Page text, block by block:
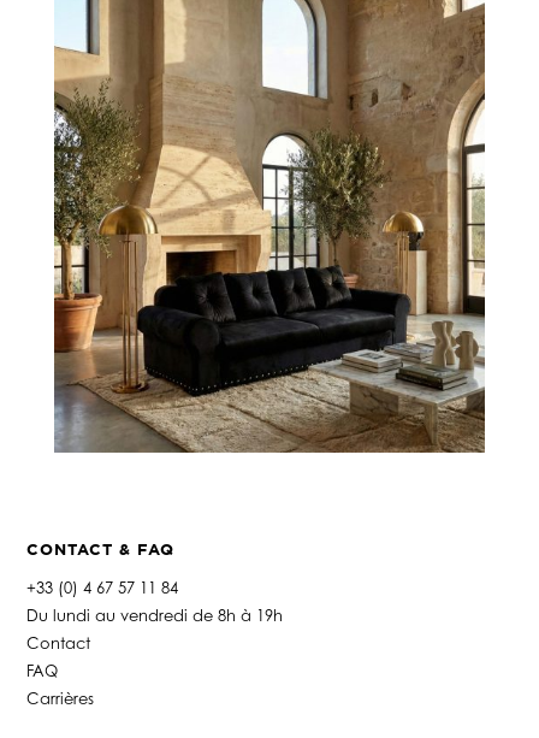
CONTACT & FAQ
+33 (0) 4 67 57 11 84
Du lundi au vendredi de 8h à 19h
Contact
FAQ
Carrières